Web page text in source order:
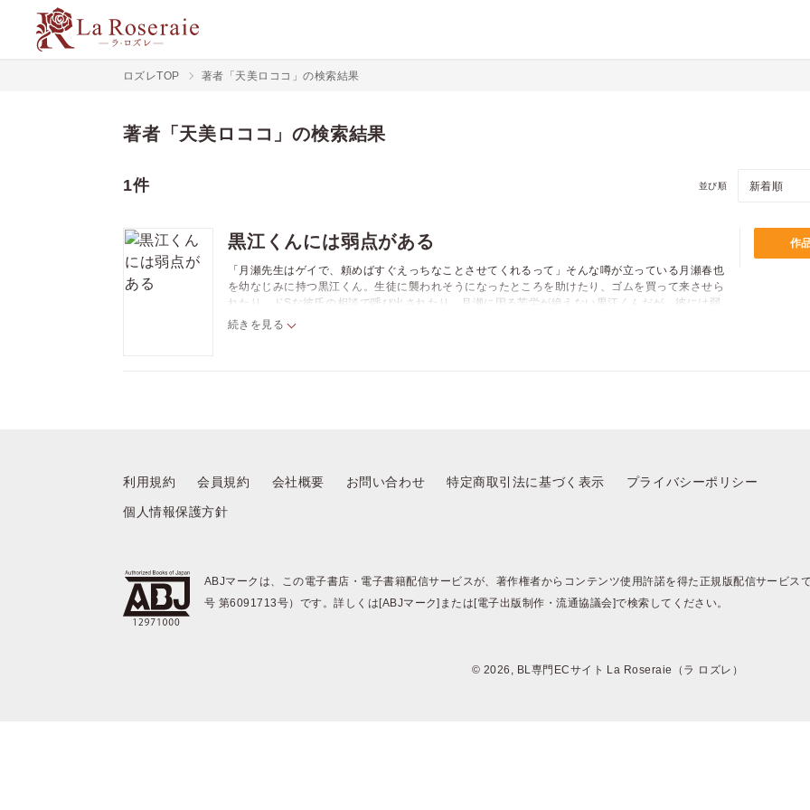
ロズレTOP 著者「天美ロココ」の検索結果
著者「天美ロココ」の検索結果
1件 並び順
黒江くんには弱点がある
「月瀬先生はゲイで、頼めばすぐえっちなことさせてくれるって」そんな噂が立っている月瀬春也
を幼なじみに持つ黒江くん。生徒に襲われそうになったところを助けたり、ゴムを買って来させら
れたり、ドSな彼氏の相談で呼び出されたり…月瀬に因る苦労が絶えない黒江くんだが、彼には弱
点があって…。人の愛情に飢えている月瀬と、そっけないけどなんだかんだで月瀬の面倒を見る黒
続きを見る
作
利用規約 会員規約 会社概要 お問い合わせ 特定商取引法に基づく表示 プライバシーポリシー
個人情報保護方針
ABJマークは、この電子書店・電子書籍配信サービスが、著作権者からコンテンツ使用許諾を得た正規版配信サービス
号 第6091713号）です。詳しくは[ABJマーク]または[電子出版制作・流通協議会]で検索してください。
© 2026, BL専門ECサイト La Roseraie（ラ ロズレ）
す